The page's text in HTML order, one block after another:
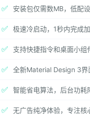
✅ 安装包仅需数MB，低配
✅ 极速冷启动，1秒内完成
✅ 支持快捷指令和桌面小组
✅ 全新Material Design 3界
✅ 智能省电算法，后台功
✅ 无广告纯净体验，专注核